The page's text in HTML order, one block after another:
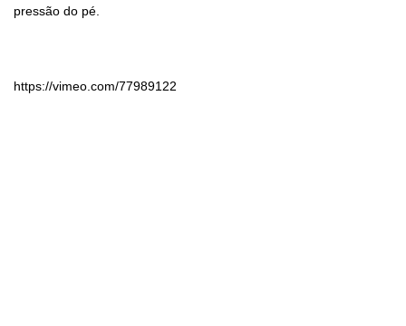
pressão do pé.
https://vimeo.com/77989122